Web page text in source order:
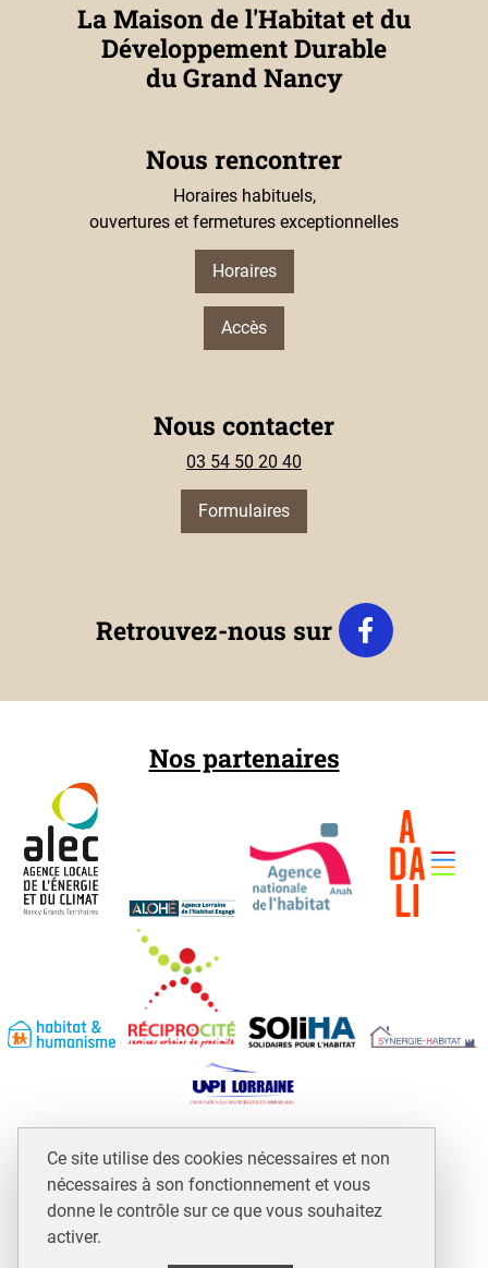
Ce site utilise des cookies nécessaires et non
nécessaires à son fonctionnement et vous
donne le contrôle sur ce que vous souhaitez
activer.
La Maison de l'Habitat et du
Développement Durable
du Grand Nancy
Nous rencontrer
Horaires habituels,
ouvertures et fermetures exceptionnelles
Horaires
Accès
Nous contacter
03 54 50 20 40
Formulaires
Retrouvez-nous sur
Nos partenaires
Espace professionnels et assimilés
Mentions légales
Plan du site